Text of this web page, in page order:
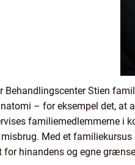
Behandlingscenter Stien
– for eksempel det, at
familiemedlemmerne i
Med et
for hinandens og egne